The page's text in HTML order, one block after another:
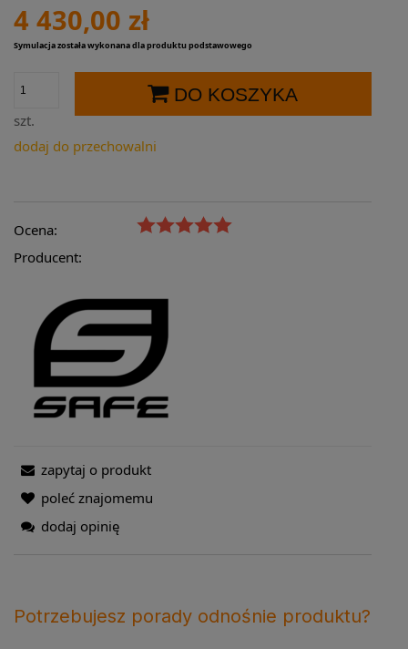
4 430,00 zł
Symulacja została wykonana dla produktu podstawowego
szt.
DO KOSZYKA
dodaj do przechowalni
Ocena:
Producent:
zapytaj o produkt
poleć znajomemu
dodaj opinię
Potrzebujesz porady odnośnie produktu?